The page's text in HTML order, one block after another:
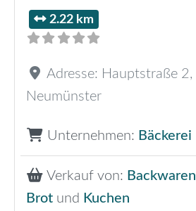
2.22 km
Adresse: Hauptstraße 2,
Neumünster
Unternehmen: Bäckerei
Verkauf von: Backwaren
Brot und Kuchen